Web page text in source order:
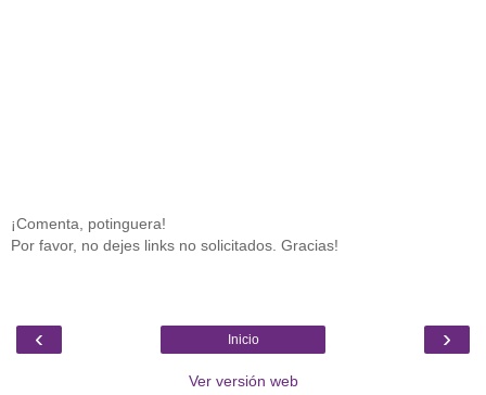
¡Comenta, potinguera!
Por favor, no dejes links no solicitados. Gracias!
‹ ›
Inicio
Ver versión web